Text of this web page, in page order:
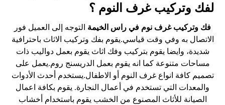
لفك وتركيب غرف النوم ؟
فك وتركيب غرف نوم في راس الخيمة التوجه إلى العميل فور
الاتصال به وفي وقت قياسي.يقوم بفك وتركيب الاثاث باحترافية
شديدة، وايضا يقوم بتركيب وفك اثاث يقوم بعمل دواليب ذات
مساحات متنوعة كما انه يقوم بعمل الدريسنج روم.يعمل على
تصميم كافة انواع غرف النوم أو الاطفال.يستخدم أحدث الأدوات
والمعدات التي تستخدم في أعمال النجارة. يقوم بكافة اعمال
الصيانة للأثاث المصنوع من الخشب يقوم باستخدام أخشاب